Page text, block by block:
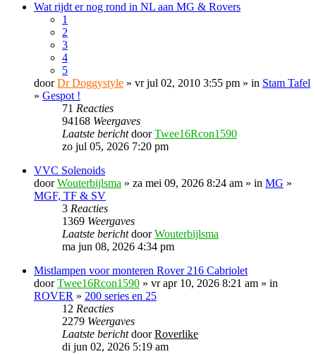
Wat rijdt er nog rond in NL aan MG & Rovers
1
2
3
4
5
doorDr Doggystyle » vr jul 02, 2010 3:55 pm » in Stam Tafel
» Gespot !
71 Reacties
94168 Weergaves
Laatste berichtdoorTwee16Rcon1590
zo jul 05, 2026 7:20 pm
VVC Solenoids
doorWouterbijlsma » za mei 09, 2026 8:24 am » in MG »
MGF, TF & SV
3 Reacties
1369 Weergaves
Laatste berichtdoorWouterbijlsma
ma jun 08, 2026 4:34 pm
Mistlampen voor monteren Rover 216 Cabriolet
doorTwee16Rcon1590 » vr apr 10, 2026 8:21 am » in
ROVER » 200 series en 25
12 Reacties
2279 Weergaves
Laatste berichtdoorRoverlike
di jun 02, 2026 5:19 am